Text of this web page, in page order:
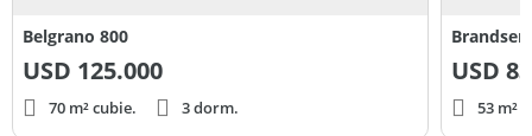
Belgrano 800
USD 125.000
70 m² cubie. 3 dorm.
USD
53 m²